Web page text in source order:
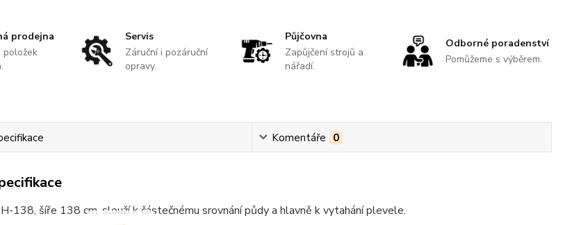
prodejna
položek
Servis
Záruční i pozáruční
opravy.
Půjčovna
Zapůjčení strojů a
nářadí.
Odborné poradenství
Pomůžeme s výběrem.
Komentáře 0
138, šíře 138 cm, slouží k částečnému srovnání půdy a hlavně k vytahání plevele.